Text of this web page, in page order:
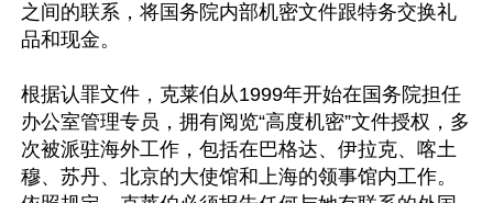
之间的联系，将国务院内部机密文件跟特务交换礼
品和现金。
根据认罪文件，克莱伯从1999年开始在国务院担任
办公室管理专员，拥有阅览“高度机密”文件授权，多
次被派驻海外工作，包括在巴格达、伊拉克、喀土
穆、苏丹、北京的大使馆和上海的领事馆内工作。